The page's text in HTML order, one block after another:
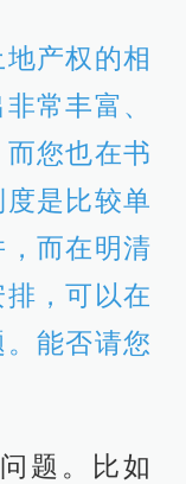
产权的相
常丰富、
您也在书
是比较单
而在明清
，可以在
能否请您
题。比如